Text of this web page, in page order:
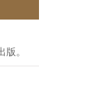
。